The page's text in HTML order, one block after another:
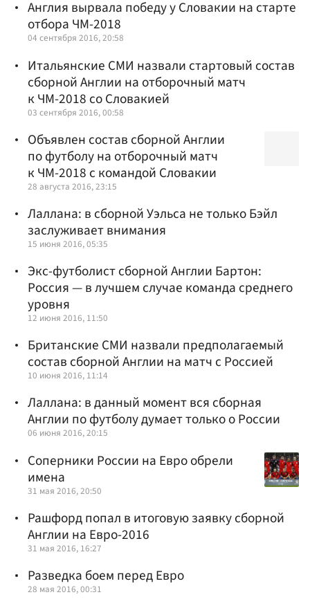
Англия вырвала победу у Словакии на старте
отбора ЧМ-2018
04 сентября 2016, 20:58
Итальянские СМИ назвали стартовый состав
сборной Англии на отборочный матч
к ЧМ-2018 со Словакией
03 сентября 2016, 00:58
Объявлен состав сборной Англии
по футболу на отборочный матч
к ЧМ-2018 с командой Словакии
28 августа 2016, 23:15
Лаллана: в сборной Уэльса не только Бэйл
заслуживает внимания
15 июня 2016, 05:35
Экс-футболист сборной Англии Бартон:
Россия — в лучшем случае команда среднего
уровня
12 июня 2016, 11:50
Британские СМИ назвали предполагаемый
состав сборной Англии на матч с Россией
10 июня 2016, 11:14
Лаллана: в данный момент вся сборная
Англии по футболу думает только о России
06 июня 2016, 20:15
Соперники России на Евро обрели
имена
31 мая 2016, 20:50
Рашфорд попал в итоговую заявку сборной
Англии на Евро-2016
31 мая 2016, 16:27
Разведка боем перед Евро
28 мая 2016, 00:31